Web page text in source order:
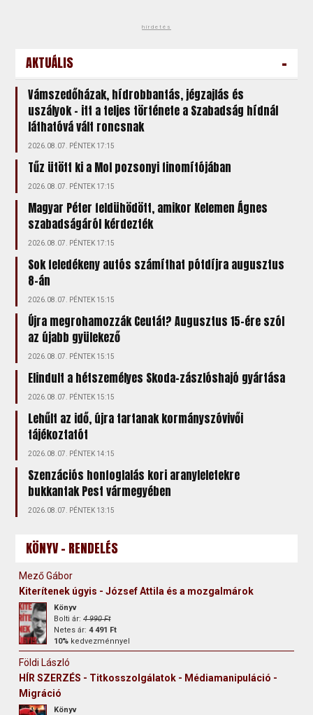
hirdetés
AKTUÁLIS -
Vámszedőházak, hídrobbantás, jégzajlás és
uszályok – itt a teljes története a Szabadság hídnál
láthatóvá vált roncsnak
2026.08.07. PÉNTEK 17:15
Tűz ütött ki a Mol pozsonyi finomítójában
2026.08.07. PÉNTEK 17:15
Magyar Péter feldühödött, amikor Kelemen Ágnes
szabadságáról kérdezték
2026.08.07. PÉNTEK 17:15
Sok feledékeny autós számíthat pótdíjra augusztus
8-án
2026.08.07. PÉNTEK 15:15
Újra megrohamozzák Ceutát? Augusztus 15-ére szól
az újabb gyülekező
2026.08.07. PÉNTEK 15:15
Elindult a hétszemélyes Skoda-zászlóshajó gyártása
2026.08.07. PÉNTEK 15:15
Lehűlt az idő, újra tartanak kormányszóvivői
tájékoztatót
2026.08.07. PÉNTEK 14:15
Szenzációs honfoglalás kori aranyleletekre
bukkantak Pest vármegyében
2026.08.07. PÉNTEK 13:15
KÖNYV - RENDELÉS
Mező Gábor
Kiterítenek úgyis - József Attila és a mozgalmárok
Könyv
Bolti ár:4 990 Ft
Netes ár:4 491 Ft
10% kedvezménnyel
Földi László
HÍR SZERZÉS - Titkosszolgálatok - Médiamanipuláció -
Migráció
Könyv